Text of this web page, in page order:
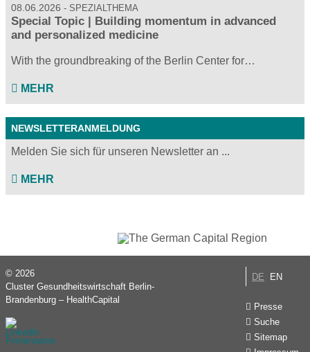
08.06.2026 SPEZIALTHEMA
Special Topic | Building momentum in advanced
and personalized medicine
With the groundbreaking of the Berlin Center for…
MEHR
NEWSLETTERANMELDUNG
Melden Sie sich für unseren Newsletter an ...
MEHR
DE EN
Presse
Suche
Sitemap
© 2026
Cluster Gesundheitswirtschaft Berlin-
Brandenburg – HealthCapital